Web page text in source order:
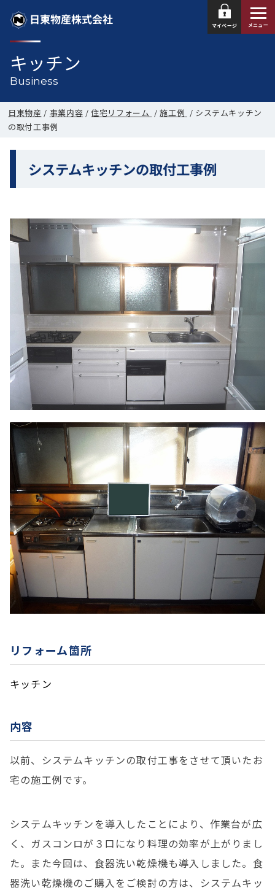
日東物産株式会社 マイページ メニュー
キッチン
Business
日東物産 / 事業内容 /住宅リフォーム /施工例 / システムキッチン
の取付工事例
システムキッチンの取付工事例
リフォーム箇所
キッチン
内容
以前、システムキッチンの取付工事をさせて頂いたお
宅の施工例です。
システムキッチンを導入したことにより、作業台が広
く、ガスコンロが３口になり料理の効率が上がりまし
た。また今回は、食器洗い乾燥機も導入しました。食
器洗い乾燥機のご購入をご検討の方は、システムキッ